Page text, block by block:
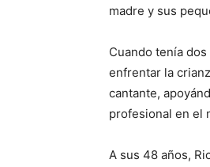
madre y sus
Cuando tenía
enfrentar la
cantante,
profesional en el
A sus 48 años,